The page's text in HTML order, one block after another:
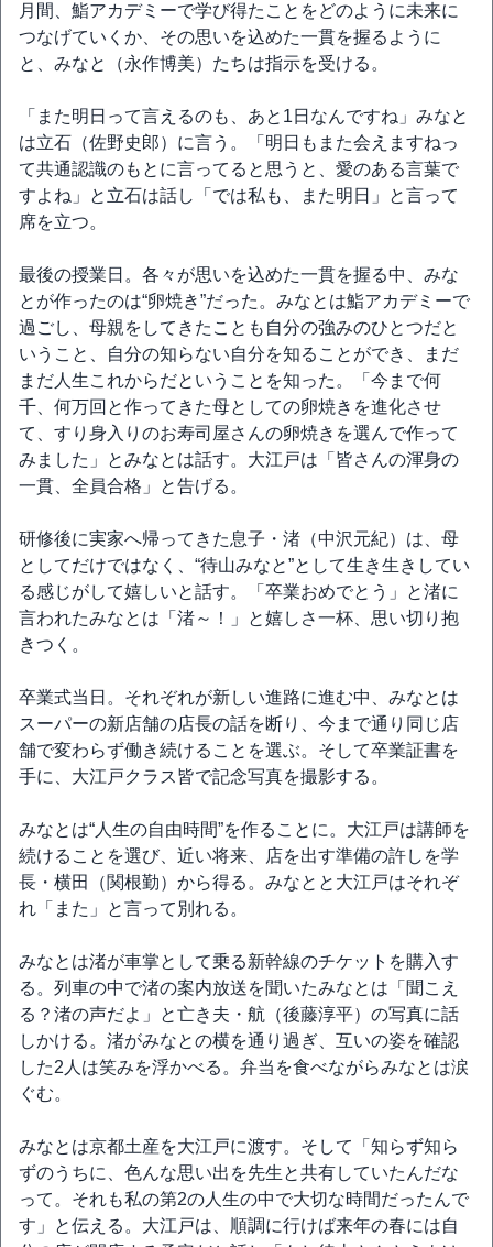
月間、鮨アカデミーで学び得たことをどのように未来に
つなげていくか、その思いを込めた一貫を握るように
と、みなと（永作博美）たちは指示を受ける。
「また明日って言えるのも、あと1日なんですね」みなと
は立石（佐野史郎）に言う。「明日もまた会えますねっ
て共通認識のもとに言ってると思うと、愛のある言葉で
すよね」と立石は話し「では私も、また明日」と言って
席を立つ。
最後の授業日。各々が思いを込めた一貫を握る中、みな
とが作ったのは“卵焼き”だった。みなとは鮨アカデミーで
過ごし、母親をしてきたことも自分の強みのひとつだと
いうこと、自分の知らない自分を知ることができ、まだ
まだ人生これからだということを知った。「今まで何
千、何万回と作ってきた母としての卵焼きを進化させ
て、すり身入りのお寿司屋さんの卵焼きを選んで作って
みました」とみなとは話す。大江戸は「皆さんの渾身の
一貫、全員合格」と告げる。
研修後に実家へ帰ってきた息子・渚（中沢元紀）は、母
としてだけではなく、“待山みなと”として生き生きしてい
る感じがして嬉しいと話す。「卒業おめでとう」と渚に
言われたみなとは「渚～！」と嬉しさ一杯、思い切り抱
きつく。
卒業式当日。それぞれが新しい進路に進む中、みなとは
スーパーの新店舗の店長の話を断り、今まで通り同じ店
舗で変わらず働き続けることを選ぶ。そして卒業証書を
手に、大江戸クラス皆で記念写真を撮影する。
みなとは“人生の自由時間”を作ることに。大江戸は講師を
続けることを選び、近い将来、店を出す準備の許しを学
長・横田（関根勤）から得る。みなとと大江戸はそれぞ
れ「また」と言って別れる。
みなとは渚が車掌として乗る新幹線のチケットを購入す
る。列車の中で渚の案内放送を聞いたみなとは「聞こえ
る？渚の声だよ」と亡き夫・航（後藤淳平）の写真に話
しかける。渚がみなとの横を通り過ぎ、互いの姿を確認
した2人は笑みを浮かべる。弁当を食べながらみなとは涙
ぐむ。
みなとは京都土産を大江戸に渡す。そして「知らず知ら
ずのうちに、色んな思い出を先生と共有していたんだな
って。それも私の第2の人生の中で大切な時間だったんで
す」と伝える。大江戸は、順調に行けば来年の春には自